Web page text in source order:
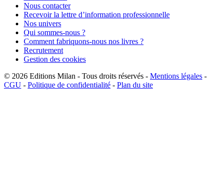
Nous contacter
Recevoir la lettre d’information professionnelle
Nos univers
Qui sommes-nous ?
Comment fabriquons-nous nos livres ?
Recrutement
Gestion des cookies
© 2026 Editions Milan - Tous droits réservés - Mentions légales -
CGU - Politique de confidentialité - Plan du site